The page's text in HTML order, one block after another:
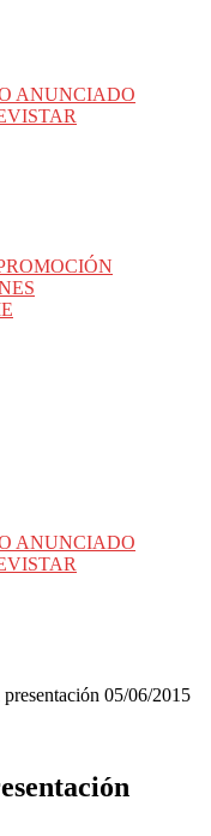
ANUNCIADO
ANUNCIADO
05/06/2015